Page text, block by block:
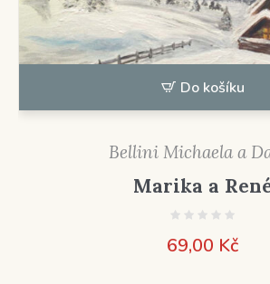
Do košíku
Bellini Michaela a
Marika a
69,00 Kč